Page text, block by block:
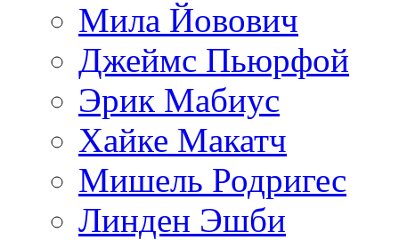
Мила Йовович
Джеймс Пьюрфой
Эрик Мабиус
Хайке Макатч
Мишель Родригес
Линден Эшби